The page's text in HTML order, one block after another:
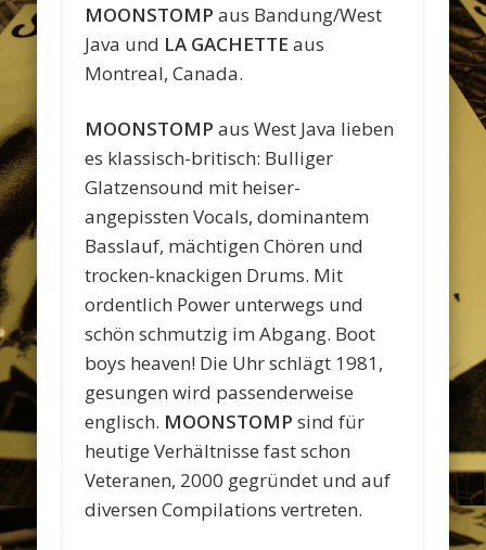
MOONSTOMP aus Bandung/West
Java und LA GACHETTE aus
Montreal, Canada.
MOONSTOMP aus West Java lieben
es klassisch-britisch: Bulliger
Glatzensound mit heiser-
angepissten Vocals, dominantem
Basslauf, mächtigen Chören und
trocken-knackigen Drums. Mit
ordentlich Power unterwegs und
schön schmutzig im Abgang. Boot
boys heaven! Die Uhr schlägt 1981,
gesungen wird passenderweise
englisch. MOONSTOMP sind für
heutige Verhältnisse fast schon
Veteranen, 2000 gegründet und auf
diversen Compilations vertreten.